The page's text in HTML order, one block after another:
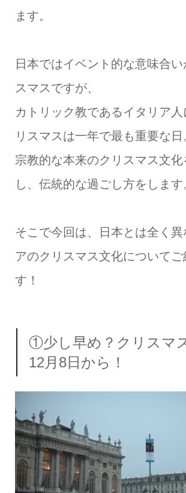
ます。
日本ではイベント的な意味合い
スマスですが、
カトリック教であるイタリア人
リスマスは一年で最も重要な日
宗教的な本来のクリスマス文化
し、伝統的な過ごし方をします
そこで今回は、日本とは全く異
アのクリスマス文化についてご
す！
①少し早め？クリスマ
12月8日から！